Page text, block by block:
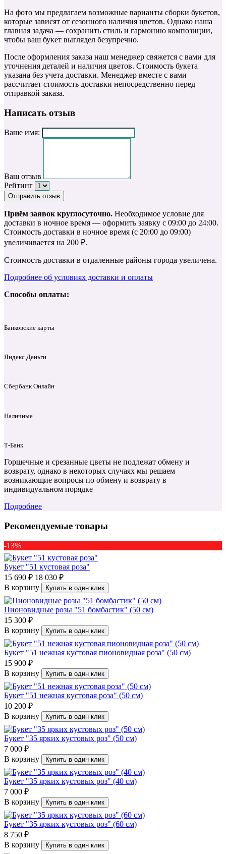
На фото мы предлагаем возможные варианты сборки букетов,
которые зависят от сезонного наличия цветов. Однако наша
главная задача — сохранить стиль и гармонию композиции,
чтобы ваш букет выглядел безупречно.
После оформления заказа наш менеджер свяжется с вами для
уточнения деталей и наличия цветов. Стоимость букета
указана без учета доставки. Менеджер вместе с вами
рассчитает стоимость доставки непосредственно перед
отправкой заказа.
Написать отзыв
Ваше имя:
Ваш отзыв
Рейтинг
Отправить отзыв
Приём заявок круглосуточно. Необходимое условие для
доставки в ночное время — оформить заявку с 09:00 до 24:00.
Стоимость доставки в ночное время (с 20:00 до 09:00)
увеличивается на 200 ₽.
Стоимость доставки в отдаленные районы города увеличена.
Подробнее об условиях доставки и оплаты
Способы оплаты:
Банковские карты
Яндекс.Деньги
Сбербанк Онлайн
Наличные
Т‑Банк
Горшечные и срезанные цветы не подлежат обмену и
возврату, однако в некоторых случаях мы решаем
возникающие вопросы по обмену и возврату в
индивидуальном порядке
Подробнее
Рекомендуемые товары
-13%
Букет "51 кустовая роза"
15 690 ₽ 18 030 ₽
В корзину
Купить в один клик
Пионовидные розы "51 бомбастик" (50 см)
15 300 ₽
В корзину
Купить в один клик
Букет "51 нежная кустовая пионовидная роза" (50 см)
15 900 ₽
В корзину
Купить в один клик
Букет "51 нежная кустовая роза" (50 см)
10 200 ₽
В корзину
Купить в один клик
Букет "35 ярких кустовых роз" (50 см)
7 000 ₽
В корзину
Купить в один клик
Букет "35 ярких кустовых роз" (40 см)
7 000 ₽
В корзину
Купить в один клик
Букет "35 ярких кустовых роз" (60 см)
8 750 ₽
В корзину
Купить в один клик